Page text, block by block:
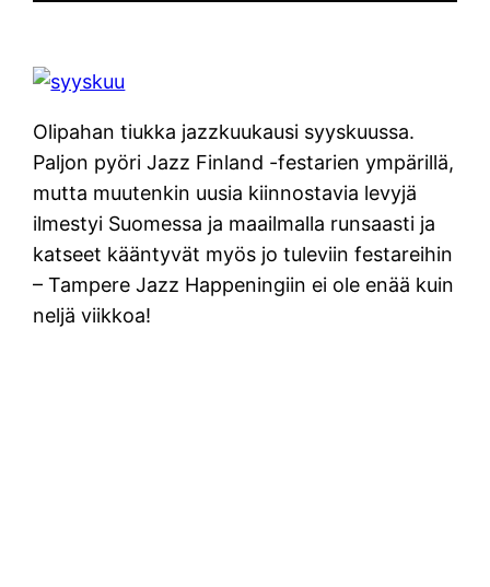
Olipahan tiukka jazzkuukausi syyskuussa.
Paljon pyöri Jazz Finland -festarien ympärillä,
mutta muutenkin uusia kiinnostavia levyjä
ilmestyi Suomessa ja maailmalla runsaasti ja
katseet kääntyvät myös jo tuleviin festareihin
– Tampere Jazz Happeningiin ei ole enää kuin
neljä viikkoa!